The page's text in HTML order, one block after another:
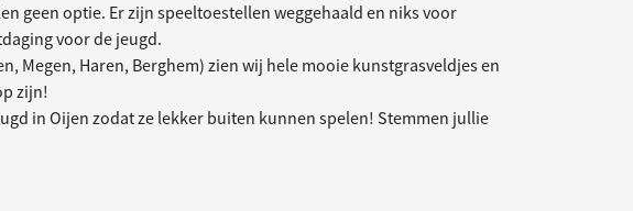
geen optie. Er zijn speeltoestellen weggehaald en niks voor
voor de jeugd.
Megen, Haren, Berghem) zien wij hele mooie kunstgrasveldjes en
zijn!
in Oijen zodat ze lekker buiten kunnen spelen! Stemmen jullie